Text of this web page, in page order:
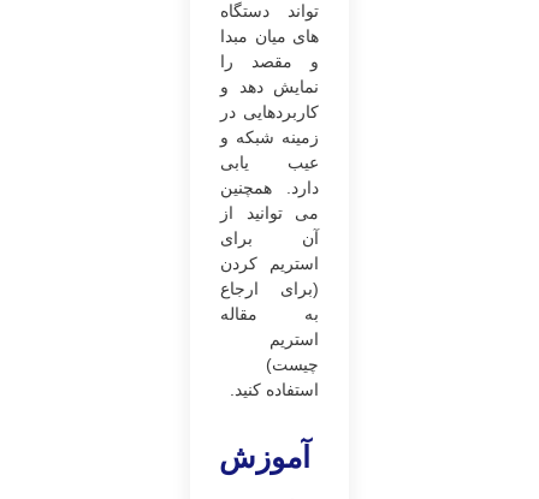
‌تواند دستگاه
های میان مبدا
و مقصد را
نمایش دهد و
کاربردهایی در
زمینه شبکه و
عیب‌ یابی
دارد. همچنین
می‌ توانید از
آن برای
استریم کردن
(برای ارجاع
به مقاله
استریم
چیست)
استفاده کنید.
آموزش